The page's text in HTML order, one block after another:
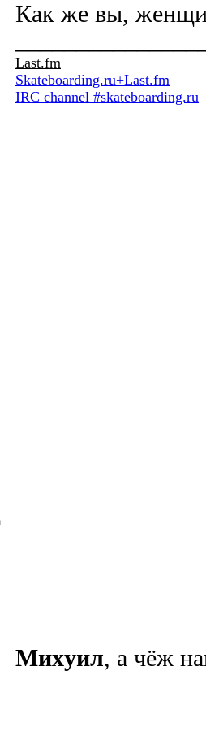
Как же вы,
Last.fm
Skateboarding.ru+Last.fm
IRC channel #skateboarding.ru
Михyил, а чёж